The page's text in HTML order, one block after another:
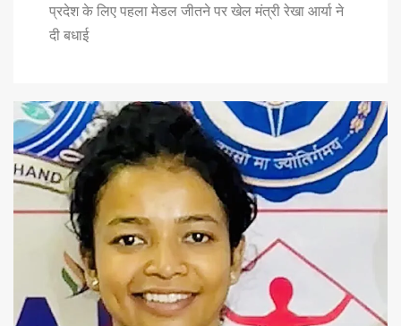
प्रदेश के लिए पहला मेडल जीतने पर खेल मंत्री रेखा आर्या ने
दी बधाई